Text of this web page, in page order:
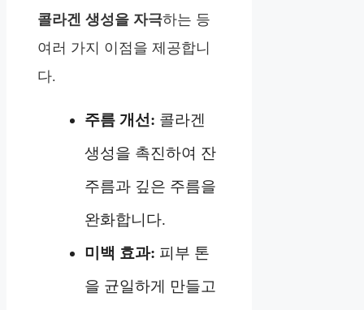
콜라겐 생성을 자극하는 등
여러 가지 이점을 제공합니
다.
주름 개선: 콜라겐
생성을 촉진하여 잔
주름과 깊은 주름을
완화합니다.
미백 효과: 피부 톤
을 균일하게 만들고